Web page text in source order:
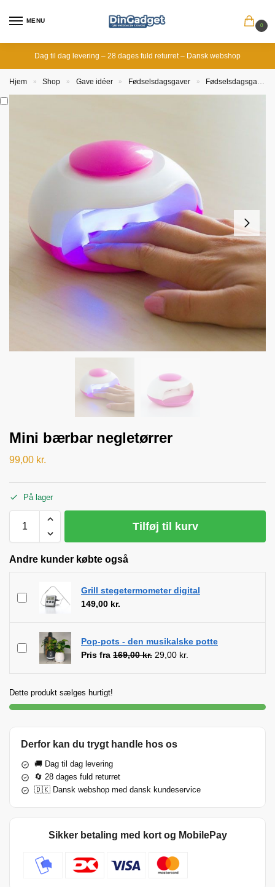
MENU
0
Dag til dag levering – 28 dages fuld returret – Dansk webshop
Hjem » Shop » Gave idéer » Fødselsdagsgaver » Fødselsdagsgave til kæresten
Mini bærbar negletørrer
99,00 kr.
På lager
Tilføj til kurv
Andre kunder købte også
Grill stegetermometer digital
149,00 kr.
Pop-pots - den musikalske potte
Pris fra 169,00kr. 29,00 kr.
Dette produkt sælges hurtigt!
Derfor kan du trygt handle hos os
🚚 Dag til dag levering
🔄 28 dages fuld returret
🇩🇰 Dansk webshop med dansk kundeservice
Sikker betaling med kort og MobilePay